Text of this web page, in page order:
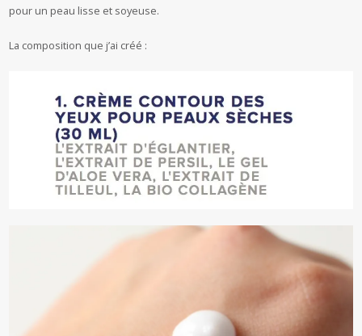
pour un peau lisse et soyeuse.
La composition que j’ai créé :